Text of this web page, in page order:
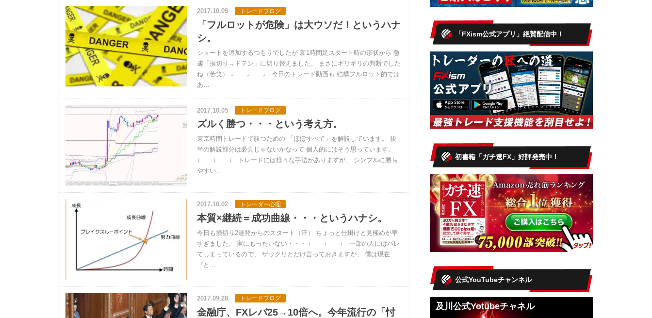
2017.10.09 トレードブログ
「フルロットが危険」は大ウソだ！というハナ
シ。
ショートを追加するつもりでしたが 新1時間足スタート時の形状から 急
遽「損切り→ドテン」に切り替えました。 まさにギリギリの判断でした
ね（苦笑） ↓ ↓ ↓ 今日のトレード動画も 結構フルロット的では
あ…
2017.10.05 トレードブログ
ズルく勝つ・・・という考え方。
東京時間トレードで勝つための 「ほぼすべて」を解説しています。 後
半の解説部分は必見じゃないかなって 個人的にはそう思っています。
↓ ↓ ↓ トレードには様々な手法がありますが、 シンプルに勝ち
やすい…
2017.10.02 トレーダー心理
本質×継続＝成功曲線・・・というハナシ。
今日も損切り2連発からのスタート（汗） ちょっと仕掛けと見極めが早
すぎました。 実にもったいない・・・ ↓ ↓ ↓ 一部の人にはバレ
てしまっているので、 ザックリとだけ言っておきますが、 僕は現在
『と…
2017.09.28 トレードブログ
金融庁、FXレバ25→10倍へ。今年流行の「忖
「FXism公式アプリ」絶賛配信中！
初書籍「ガチ速FX」好評発売中！
公式YouTubeチャンネル
及川公式Yotubeチャネル